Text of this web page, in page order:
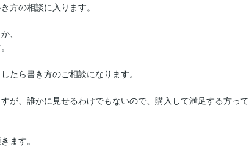
方の相談に入ります。
、
たら書き方のご相談になります。
が、誰かに見せるわけでもないので、購入して満足する方って
ます。